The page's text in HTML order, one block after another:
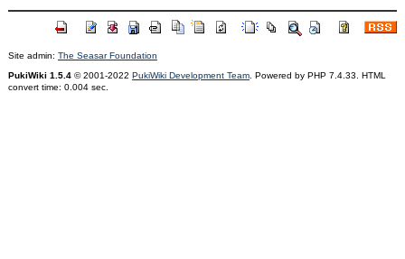
Site admin: The Seasar Foundation
PukiWiki 1.5.4© 2001-2022 PukiWiki Development Team. Powered by PHP 7.4.33. HTML
convert time: 0.004 sec.